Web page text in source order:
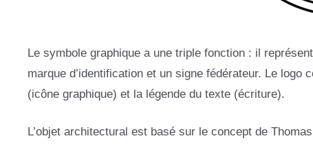
Le symbole graphique a une triple fonction : il
marque d’identification et un signe fédérateur. Le
(icône graphique) et la légende du texte (écriture).
L’objet architectural est basé sur le concept de